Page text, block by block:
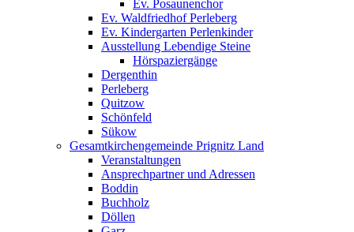
Ev. Posaunenchor
Ev. Waldfriedhof Perleberg
Ev. Kindergarten Perlenkinder
Ausstellung Lebendige Steine
Hörspaziergänge
Dergenthin
Perleberg
Quitzow
Schönfeld
Sükow
Gesamtkirchengemeinde Prignitz Land
Veranstaltungen
Ansprechpartner und Adressen
Boddin
Buchholz
Döllen